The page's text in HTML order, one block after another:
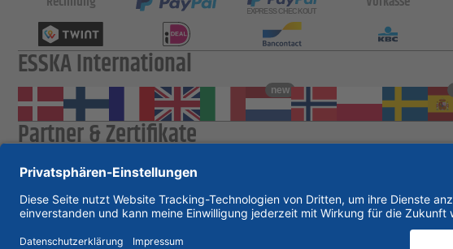
ESSKA International
new
Partner & Zertifikate